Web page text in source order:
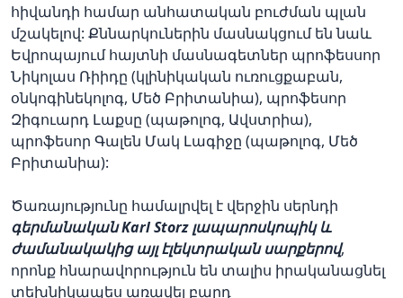
հիվանդի համար անհատական բուժման պլան
մշակելով: Քննարկուներին մասնակցում են նաև
Եվրոպայում հայտնի մասնագետներ պրոֆեսսոր
Նիկոլաս Ռիիդը (կլինիկական ուռուցքաբան,
օնկոգինեկոլոգ, Մեծ Բրիտանիա), պրոֆեսոր
Զիգուարդ Լաքսը (պաթոլոգ, Ավստրիա),
պրոֆեսոր Գալեն Մակ Լագիջը (պաթոլոգ, Մեծ
Բրիտանիա):
Ծառայությունը համալրվել է վերջին սերնդի
գերմանական Karl Storz լապարոսկոպիկ և
ժամանակակից այլ էլեկտրական սարքերով,
որոնք հնարավորություն են տալիս իրականացնել
տեխնիկապես առավել բարդ